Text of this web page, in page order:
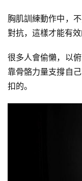
胸肌訓練動作中，
對抗，這樣才能有
很多人會偷懶，以
靠骨骼力量支撐自
扣的。